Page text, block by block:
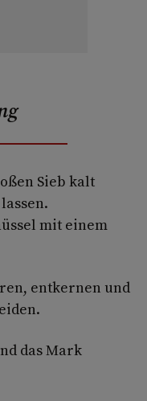
Sieb kalt
mit einem
entkernen und
das Mark